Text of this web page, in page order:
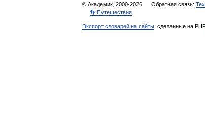
© Академик, 2000-2026 Обратная связь:
👣 Путешествия
Экспорт словарей на сайты , сделанные на